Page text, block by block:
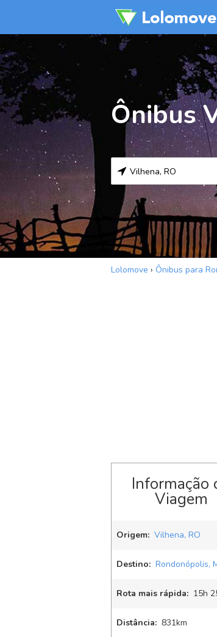
Ônibus
Lolomove › Ônibus para
Informação
Viagem
Origem: Vilhena, RO
Destino: Rondonópolis,
Rota mais rápida: 15h
Distância: 831km